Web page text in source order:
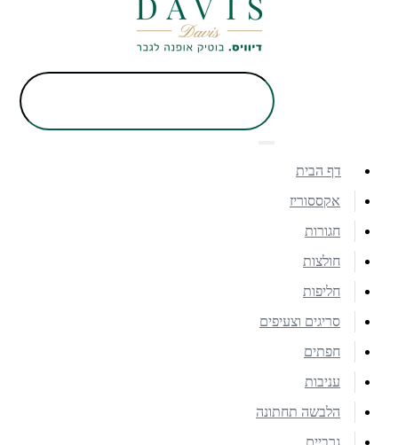
דף הבית
אקססוריז
חגורות
חולצות
חליפות
סריגים וצעיפים
חפתים
עניבות
הלבשה תחתונה
גרביים